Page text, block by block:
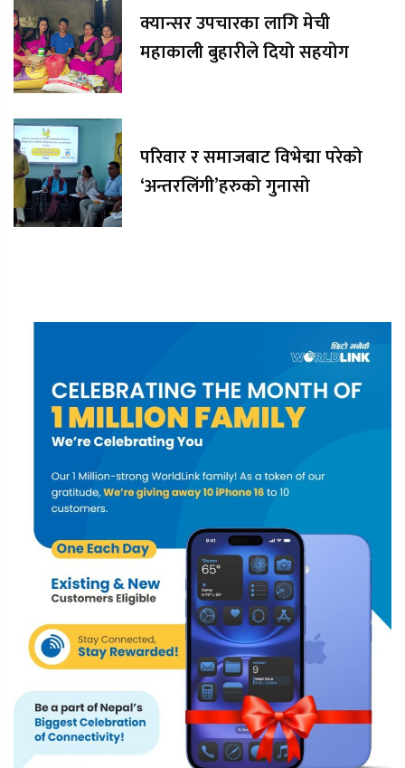
क्यान्सर उपचारका लागि मेची
महाकाली बुहारीले दियो सहयोग
परिवार र समाजबाट विभेद्मा परेको
‘अन्तरलिंगी’हरुको गुनासो